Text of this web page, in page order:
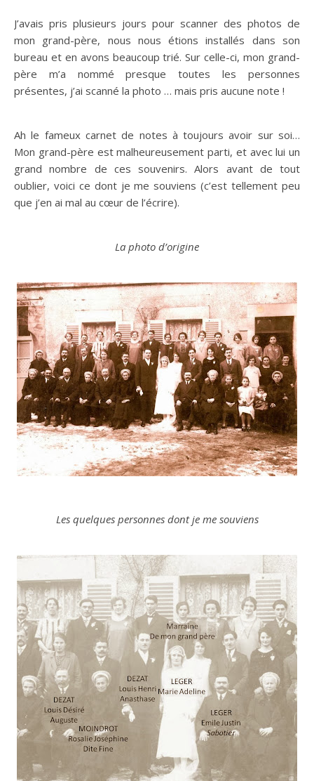
J’avais pris plusieurs jours pour scanner des photos de
mon grand-père, nous nous étions installés dans son
bureau et en avons beaucoup trié. Sur celle-ci, mon grand-
père m’a nommé presque toutes les personnes
présentes, j’ai scanné la photo … mais pris aucune note !
Ah le fameux carnet de notes à toujours avoir sur soi…
Mon grand-père est malheureusement parti, et avec lui un
grand nombre de ces souvenirs. Alors avant de tout
oublier, voici ce dont je me souviens (c’est tellement peu
que j’en ai mal au cœur de l’écrire).
La photo d’origine
Les quelques personnes dont je me souviens